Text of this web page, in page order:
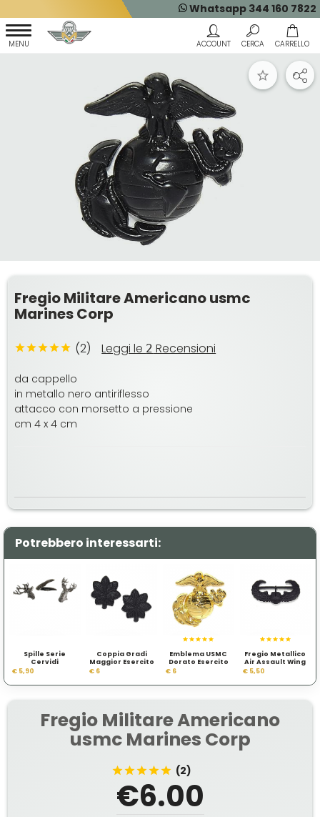
Whatsapp 344 160 7822
Fregio Militare Americano usmc
Marines Corp
(2) Leggi le 2 Recensioni
da cappello
in metallo nero antiriflesso
attacco con morsetto a pressione
cm 4 x 4 cm
Potrebbero interessarti:
Spille Serie
Cervidi
€ 5,90
Coppia Gradi
Maggior Esercito
€ 6
Emblema USMC
Dorato Esercito
€ 6
Fregio Metallico
Air Assault Wing
€ 5,50
Fregio Militare Americano
usmc Marines Corp
(2)
€6.00